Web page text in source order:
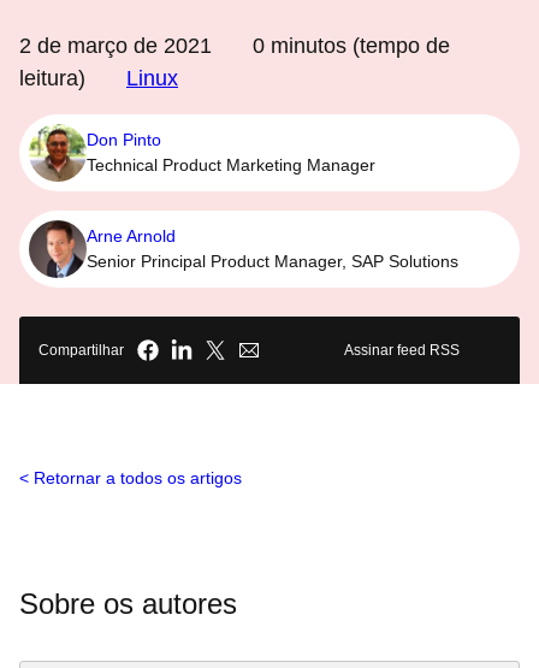
2 de março de 2021 0 minutos (tempo de
leitura)
Linux
Don Pinto
Technical Product Marketing Manager
Arne Arnold
Senior Principal Product Manager, SAP Solutions
Compartilhar Assinar feed RSS
Retornar a todos os artigos
Sobre os autores